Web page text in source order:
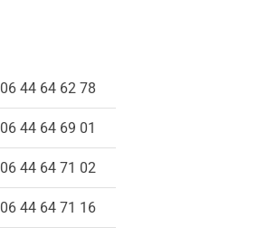
06 44 64 62 78
06 44 64 69 01
06 44 64 71 02
06 44 64 71 16